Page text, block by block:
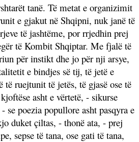
tanë. Të metat e organizimit
e gjakut në Shqipni, nuk janë të
të jashtëme, por rrjedhin prej
të Kombit Shqiptar. Me fjalë të
për instikt dhe jo për nji arsye,
e bindjes së tij, të jetë e
të ruejtunit të jetës, të gjasë ose të
asht e vërtetë, - sikurse
se poezia popullore asht pasqyra e
duket çiltas, - thonë ata, - prej
sepse të tana, ose gati të tana,